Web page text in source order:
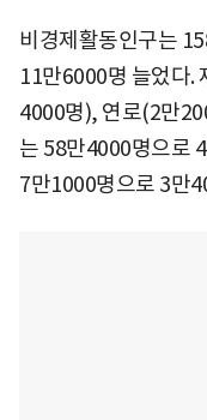
비경제활동인구는
11만6000명 늘었다.
4000명), 연로(2만
는 58만4000명으로
7만1000명으로 3만